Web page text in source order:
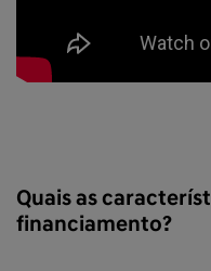
Quais as
financiamento?